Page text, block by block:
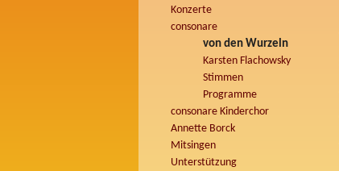
Konzerte
consonare
von den Wurzeln
Karsten Flachowsky
Stimmen
Programme
consonare Kinderchor
Annette Borck
Mitsingen
Unterstützung